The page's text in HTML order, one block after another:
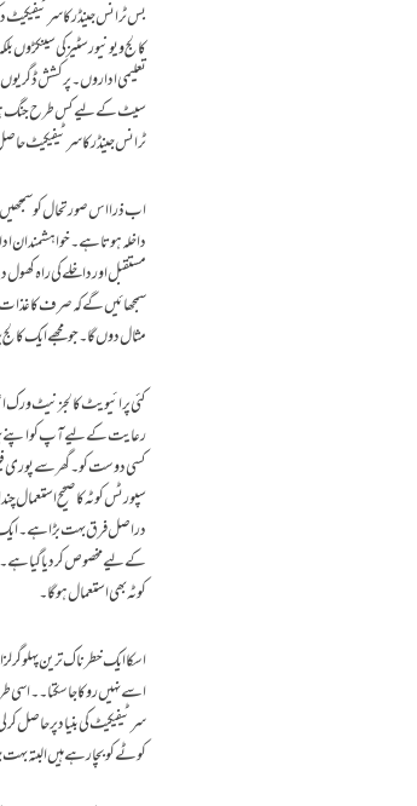
بس ٹرانس جینڈر کا
کالج و یونیورسٹیز کی
تعلیمی اداروں ۔ پرکشش
سیٹ کے لیے کس طرح جنگ
ٹرانس جینڈر کا سرٹیفیکیٹ
اب ذرا اس صورتحال کو سمجھیں
داخلہ ہوتا ہے ۔ خواہشمند
مستقبل اور داخلے کی راہ
سمجھائیں گے کہ صرف کاغذات
مثال دوں گا ۔ جو مجھے ایک
کئی پرائیویٹ کالجز نیٹ
رعایت کے لیے آپ کو اپنے
کسی دوست کو ۔ گھر سے پوری
سپورٹس کوٹہ کا صحیح استعمال
دراصل فرق بہت بڑا ہے ۔ ایک
کے لیے مخصوص کر دیا گیا ہے ۔
کوٹہ بھی استعمال ہو گا ۔
اسکا ایک خطرناک ترین پہلو
اسے نہیں روکا جا سکتا ۔۔
سرٹیفیکیٹ کی بنیاد پر حاصل
کوٹے کو بچا رہے ہیں البتہ